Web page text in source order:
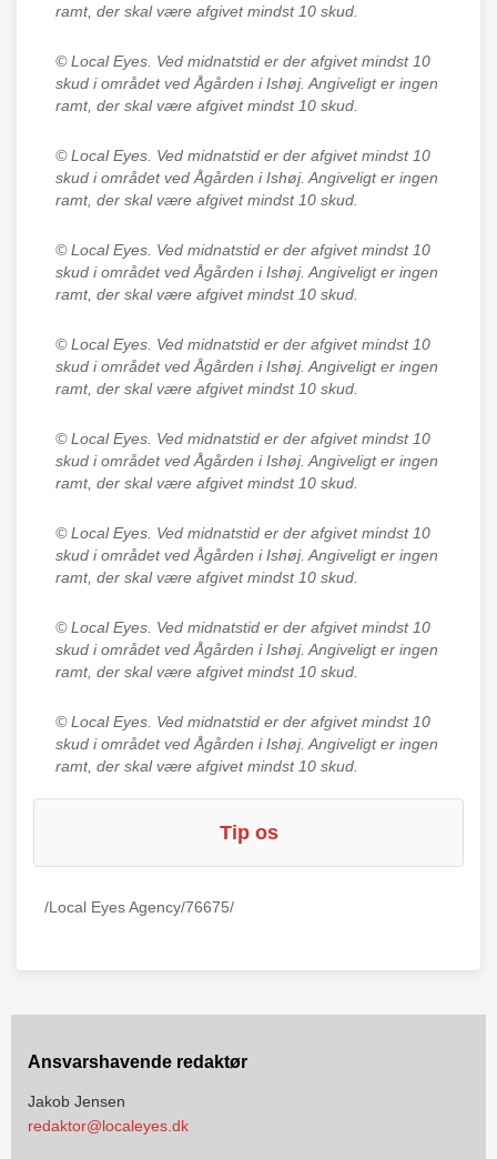
ramt, der skal være afgivet mindst 10 skud.
© Local Eyes. Ved midnatstid er der afgivet mindst 10
skud i området ved Ågården i Ishøj. Angiveligt er ingen
ramt, der skal være afgivet mindst 10 skud.
© Local Eyes. Ved midnatstid er der afgivet mindst 10
skud i området ved Ågården i Ishøj. Angiveligt er ingen
ramt, der skal være afgivet mindst 10 skud.
© Local Eyes. Ved midnatstid er der afgivet mindst 10
skud i området ved Ågården i Ishøj. Angiveligt er ingen
ramt, der skal være afgivet mindst 10 skud.
© Local Eyes. Ved midnatstid er der afgivet mindst 10
skud i området ved Ågården i Ishøj. Angiveligt er ingen
ramt, der skal være afgivet mindst 10 skud.
© Local Eyes. Ved midnatstid er der afgivet mindst 10
skud i området ved Ågården i Ishøj. Angiveligt er ingen
ramt, der skal være afgivet mindst 10 skud.
© Local Eyes. Ved midnatstid er der afgivet mindst 10
skud i området ved Ågården i Ishøj. Angiveligt er ingen
ramt, der skal være afgivet mindst 10 skud.
© Local Eyes. Ved midnatstid er der afgivet mindst 10
skud i området ved Ågården i Ishøj. Angiveligt er ingen
ramt, der skal være afgivet mindst 10 skud.
© Local Eyes. Ved midnatstid er der afgivet mindst 10
skud i området ved Ågården i Ishøj. Angiveligt er ingen
ramt, der skal være afgivet mindst 10 skud.
Tip os
/Local Eyes Agency/76675/
Ansvarshavende redaktør
Jakob Jensen
redaktor@localeyes.dk